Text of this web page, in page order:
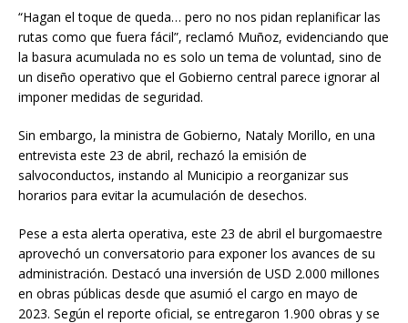
“Hagan el toque de queda… pero no nos pidan replanificar las
rutas como que fuera fácil”, reclamó Muñoz, evidenciando que
la basura acumulada no es solo un tema de voluntad, sino de
un diseño operativo que el Gobierno central parece ignorar al
imponer medidas de seguridad.
Sin embargo, la ministra de Gobierno, Nataly Morillo, en una
entrevista este 23 de abril, rechazó la emisión de
salvoconductos, instando al Municipio a reorganizar sus
horarios para evitar la acumulación de desechos.
Pese a esta alerta operativa, este 23 de abril el burgomaestre
aprovechó un conversatorio para exponer los avances de su
administración. Destacó una inversión de USD 2.000 millones
en obras públicas desde que asumió el cargo en mayo de
2023. Según el reporte oficial, se entregaron 1.900 obras y se